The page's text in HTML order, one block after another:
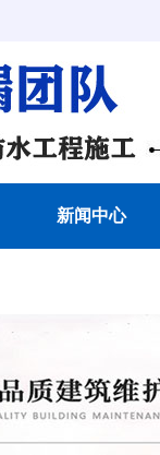
新闻中心